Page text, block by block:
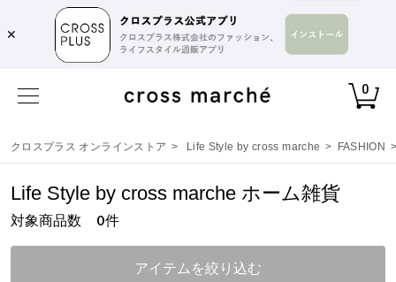
✕
0
クロスプラス オンラインストア > Life Style by cross marche > FASHION
対象商品数 0件
Life Style by cross marche ホーム雑貨
アイテムを絞り込む